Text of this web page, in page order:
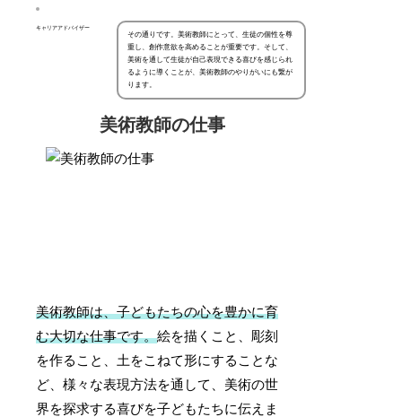
キャリアアドバイザー
その通りです。美術教師にとって、生徒の個性を尊
重し、創作意欲を高めることが重要です。そして、
美術を通して生徒が自己表現できる喜びを感じられ
るように導くことが、美術教師のやりがいにも繋が
ります。
美術教師の仕事
美術教師は、子どもたちの心を豊かに育
む大切な仕事です。絵を描くこと、彫刻
を作ること、土をこねて形にすることな
ど、様々な表現方法を通して、美術の世
界を探求する喜びを子どもたちに伝えま